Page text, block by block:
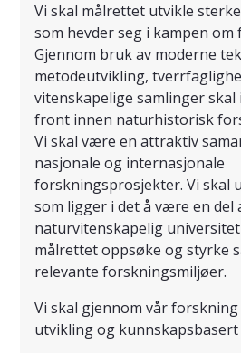
Vi skal målrettet utvikle
som hevder seg i kampen
Gjennom bruk av moderne
metodeutvikling,
vitenskapelige samlinger
front innen naturhistorisk
Vi skal være en attraktiv
nasjonale og internasjonale
forskningsprosjekter. Vi skal
som ligger i det å være en del
naturvitenskapelig
målrettet oppsøke og styrke
relevante forskningsmiljøer.
Vi skal gjennom vår
utvikling og